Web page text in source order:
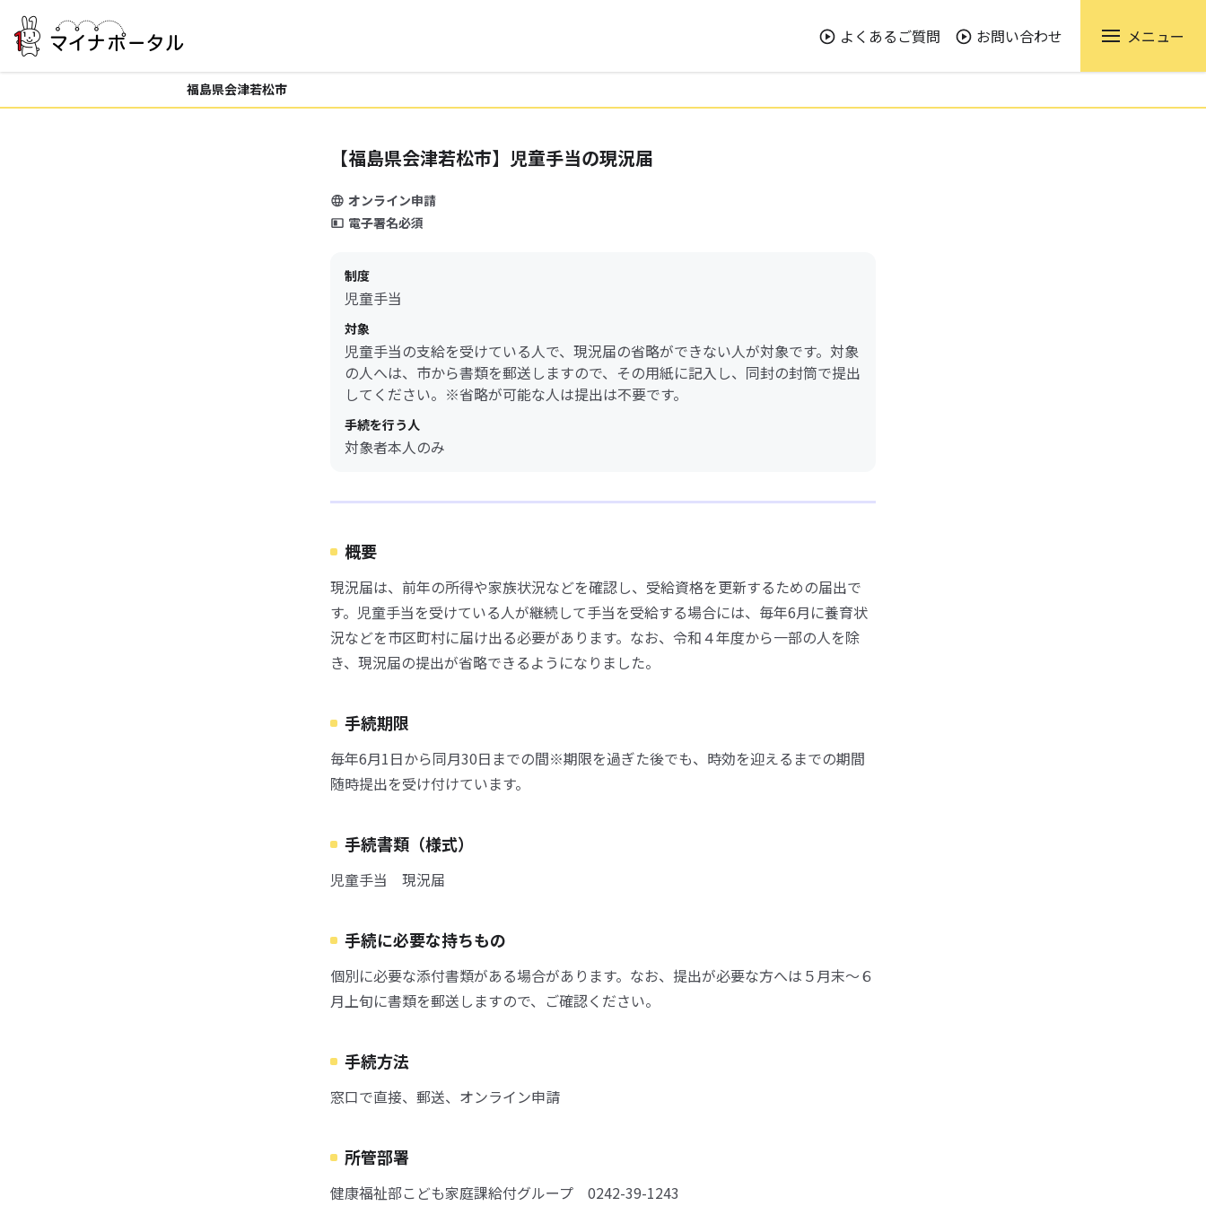
よくあるご質問 お問い合わせ メニュー
福島県会津若松市
【福島県会津若松市】児童手当の現況届
オンライン申請
電子署名必須
制度
児童手当
対象
児童手当の支給を受けている人で、現況届の省略ができない人が対象です。対象
の人へは、市から書類を郵送しますので、その用紙に記入し、同封の封筒で提出
してください。※省略が可能な人は提出は不要です。
手続を行う人
対象者本人のみ
概要
現況届は、前年の所得や家族状況などを確認し、受給資格を更新するための届出で
す。児童手当を受けている人が継続して手当を受給する場合には、毎年6月に養育状
況などを市区町村に届け出る必要があります。なお、令和４年度から一部の人を除
き、現況届の提出が省略できるようになりました。
手続期限
毎年6月1日から同月30日までの間※期限を過ぎた後でも、時効を迎えるまでの期間
随時提出を受け付けています。
手続書類（様式）
児童手当 現況届
手続に必要な持ちもの
個別に必要な添付書類がある場合があります。なお、提出が必要な方へは５月末～６
月上旬に書類を郵送しますので、ご確認ください。
手続方法
窓口で直接、郵送、オンライン申請
所管部署
健康福祉部こども家庭課給付グループ 0242-39-1243